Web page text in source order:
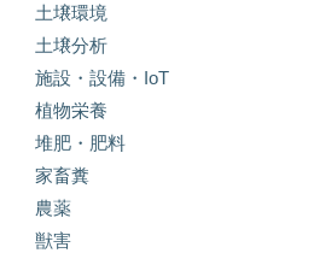
土壌環境
土壌分析
施設・設備・IoT
植物栄養
堆肥・肥料
家畜糞
農薬
獣害